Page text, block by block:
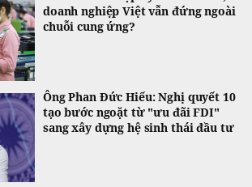
doanh nghiệp Việt vẫn đứng ngoài
chuỗi cung ứng?
Ông Phan Đức Hiếu: Nghị quyết 10
tạo bước ngoặt từ "ưu đãi FDI"
sang xây dựng hệ sinh thái đầu tư